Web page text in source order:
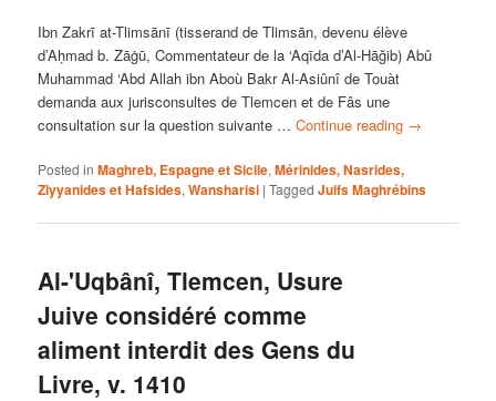
Ibn Zakrī at-Tlimsānī (tisserand de Tlimsān, devenu élève
d’Aḥmad b. Zāġū, Commentateur de la ‘Aqīda d’Al-Hāğib) Abû
Muhammad ‘Abd Allah ibn Aboù Bakr Al-Asiûnî de Touàt
demanda aux jurisconsultes de Tlemcen et de Fâs une
consultation sur la question suivante …Continue reading →
Posted in Maghreb, Espagne et Sicile,Mérinides, Nasrides,
Ziyyanides et Hafsides,Wansharisi |Tagged Juifs Maghrébins
Al-'Uqbânî, Tlemcen, Usure
Juive considéré comme
aliment interdit des Gens du
Livre, v. 1410